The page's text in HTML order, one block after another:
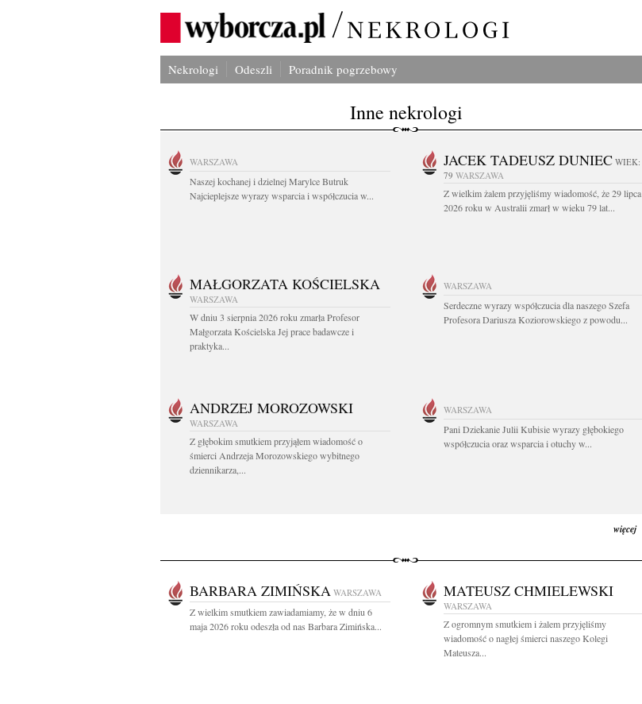
Nekrologi Odeszli Poradnik pogrzebowy
Inne nekrologi
WARSZAWA
Naszej kochanej i dzielnej Marylce Butruk
Najcieplejsze wyrazy wsparcia i współczucia w...
JACEK TADEUSZ DUNIEC WIEK:
79 WARSZAWA
Z wielkim żalem przyjęliśmy wiadomość, że 29 lipca
2026 roku w Australii zmarł w wieku 79 lat...
MAŁGORZATA KOŚCIELSKA
WARSZAWA
W dniu 3 sierpnia 2026 roku zmarła Profesor
Małgorzata Kościelska Jej prace badawcze i
praktyka...
WARSZAWA
Serdeczne wyrazy współczucia dla naszego Szefa
Profesora Dariusza Koziorowskiego z powodu...
ANDRZEJ MOROZOWSKI
WARSZAWA
Z głębokim smutkiem przyjąłem wiadomość o
śmierci Andrzeja Morozowskiego wybitnego
dziennikarza,...
WARSZAWA
Pani Dziekanie Julii Kubisie wyrazy głębokiego
współczucia oraz wsparcia i otuchy w...
więcej
BARBARA ZIMIŃSKA WARSZAWA
Z wielkim smutkiem zawiadamiamy, że w dniu 6
maja 2026 roku odeszła od nas Barbara Zimińska...
MATEUSZ CHMIELEWSKI
WARSZAWA
Z ogromnym smutkiem i żalem przyjęliśmy
wiadomość o nagłej śmierci naszego Kolegi
Mateusza...